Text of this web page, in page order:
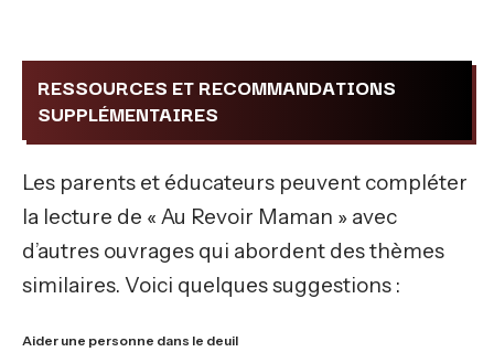
RESSOURCES ET RECOMMANDATIONS
SUPPLÉMENTAIRES
Les parents et éducateurs peuvent compléter
la lecture de « Au Revoir Maman » avec
d’autres ouvrages qui abordent des thèmes
similaires. Voici quelques suggestions :
Aider une personne dans le deuil